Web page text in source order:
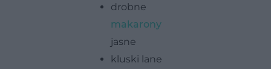
drobne
makarony
jasne
kluski lane